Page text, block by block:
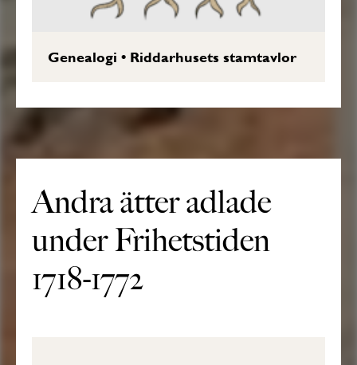
Genealogi • Riddarhusets stamtavlor
Andra ätter adlade
under Frihetstiden
1718-1772